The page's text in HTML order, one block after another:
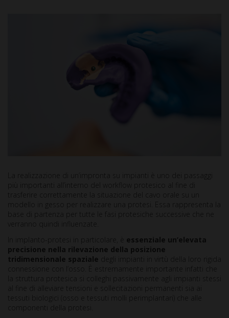
La realizzazione di un’impronta su impianti è uno dei passaggi
più importanti all’interno del workflow protesico al fine di
trasferire correttamente la situazione del cavo orale su un
modello in gesso per realizzare una protesi. Essa rappresenta la
base di partenza per tutte le fasi protesiche successive che ne
verranno quindi influenzate.
In implanto-protesi in particolare, è essenziale un’elevata
precisione nella rilevazione della posizione
tridimensionale spaziale degli impianti in virtù della loro rigida
connessione con l’osso. È estremamente importante infatti che
la struttura protesica si colleghi passivamente agli impianti stessi
al fine di alleviare tensioni e sollecitazioni permanenti sia ai
tessuti biologici (osso e tessuti molli perimplantari) che alle
componenti della protesi.